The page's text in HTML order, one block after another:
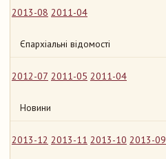
2013-08 2011-04
Єпархіальні відомості
2012-07 2011-05 2011-04
Новини
2013-12 2013-11 2013-10 2013-09